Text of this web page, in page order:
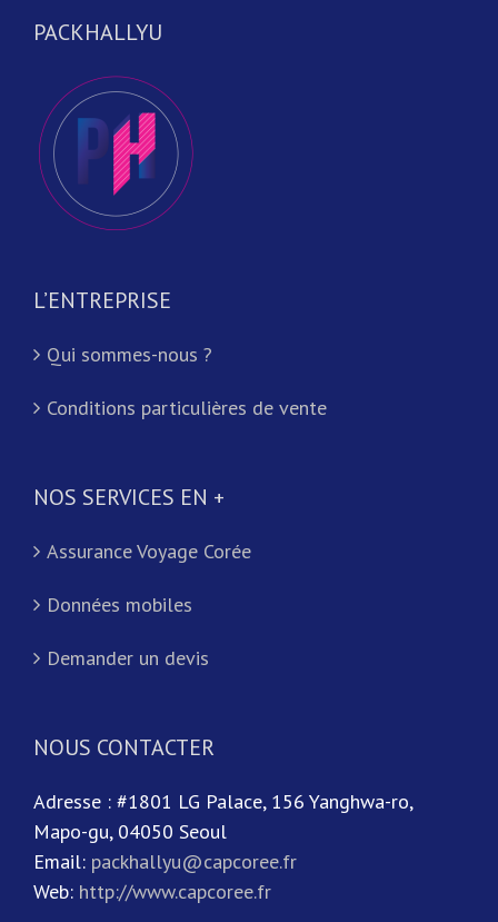
PACKHALLYU
L’ENTREPRISE
Qui sommes-nous ?
Conditions particulières de vente
NOS SERVICES EN +
Assurance Voyage Corée
Données mobiles
Demander un devis
NOUS CONTACTER
Adresse : #1801 LG Palace, 156 Yanghwa-ro,
Mapo-gu, 04050 Seoul
Email: packhallyu@capcoree.fr
Web: http://www.capcoree.fr